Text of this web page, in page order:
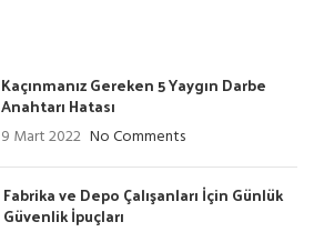
Kaçınmanız Gereken 5 Yaygın Darbe
Anahtarı Hatası
9 Mart 2022 No Comments
Fabrika ve Depo Çalışanları İçin Günlük
Güvenlik İpuçları